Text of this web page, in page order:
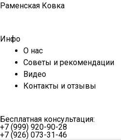
Перейти
Раменская Ковка
Инфо
О нас
Советы и рекомендации
Видео
Контакты и отзывы
Бесплатная консультация:
+7 (999) 920-90-28
+7 (926) 073-31-46